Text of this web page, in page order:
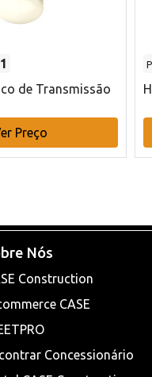
de Transmissão
Preço
Nós
Construction
CASE
Concessionário